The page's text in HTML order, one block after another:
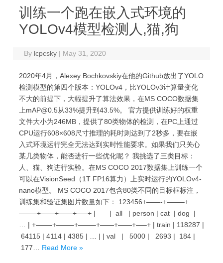
训练一个跑在嵌入式环境的
YOLOv4模型检测人,猫,狗
By lcpcsky | May 31, 2020
2020年4月，Alexey Bochkovskiy在他的Github放出了YOLO
检测模型的第四个版本：YOLOv4，比YOLOv3计算量变化
不大的前提下，大幅提升了算法效果，在MS COCO数据集
上mAP@0.5从33%提升到43.5%。 官方提供训练好的权重
文件大小为246MB，提供了80类物体的检测，在PC上通过
CPU运行608×608尺寸推理的耗时则达到了2秒多，要在嵌
入式环境运行完全无法达到实时性能要求。如果我们只关心
某几类物体，能否进行一些优化呢？ 我挑选了三类目标：
人、猫、狗进行实验。在MS COCO 2017数据集上训练一个
可以在VisionSeed（1T FP16算力）上实时运行的YOLOv4-
nano模型。 MS COCO 2017包含80类不同的目标框标注，
训练集和验证集图片数量如下： 123456+——-+——–+
——–+——+——+—–+ | | all | person | cat | dog |
… | +——-+——–+——–+——+——+—–+ | train | 118287 |
64115 | 4114 | 4385 | … | | val | 5000 | 2693 | 184 |
177… Read More »